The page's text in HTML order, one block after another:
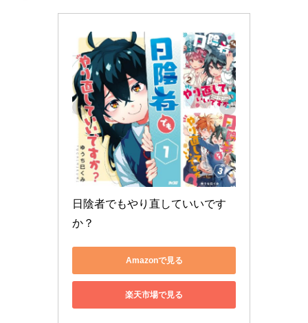
日陰者でもやり直していいです
か？
Amazonで見る
楽天市場で見る